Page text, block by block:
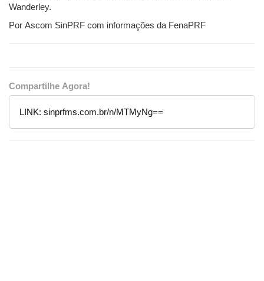
Wanderley.
Por Ascom SinPRF com informações da FenaPRF
Compartilhe Agora!
LINK: sinprfms.com.br/n/MTMyNg==